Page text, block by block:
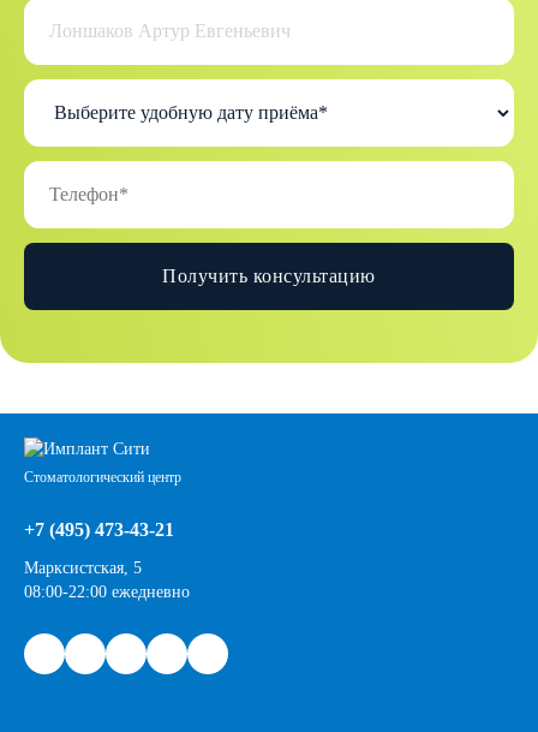
Получить консультацию
Стоматологический центр
+7 (495) 473-43-21
Марксистская, 5
08:00-22:00 ежедневно